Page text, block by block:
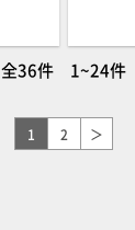
全36件 1~24件
1 2 ＞